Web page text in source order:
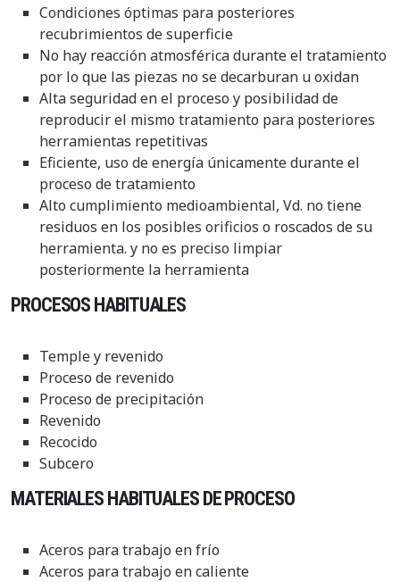
Condiciones óptimas para posteriores
recubrimientos de superficie
No hay reacción atmosférica durante el tratamiento
por lo que las piezas no se decarburan u oxidan
Alta seguridad en el proceso y posibilidad de
reproducir el mismo tratamiento para posteriores
herramientas repetitivas
Eficiente, uso de energía únicamente durante el
proceso de tratamiento
Alto cumplimiento medioambiental, Vd. no tiene
residuos en los posibles orificios o roscados de su
herramienta. y no es preciso limpiar
posteriormente la herramienta
PROCESOS HABITUALES
Temple y revenido
Proceso de revenido
Proceso de precipitación
Revenido
Recocido
Subcero
MATERIALES HABITUALES DE PROCESO
Aceros para trabajo en frío
Aceros para trabajo en caliente